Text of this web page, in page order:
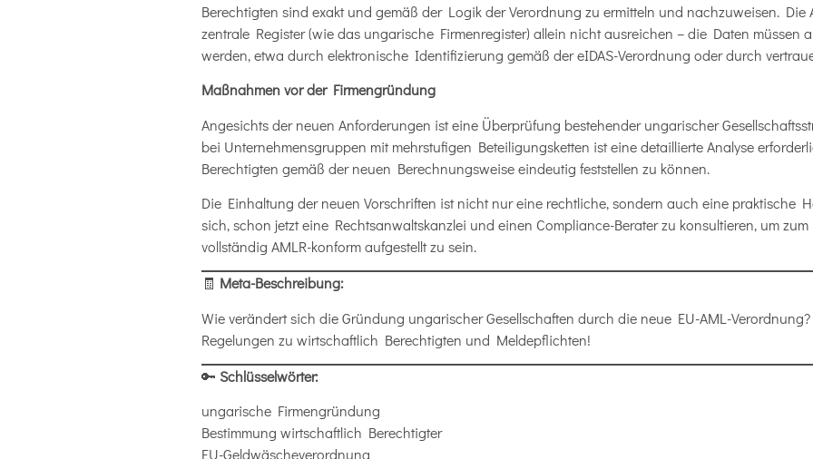
Berechtigten sind exakt und gemäß der Logik der Verordnung zu ermitteln und nachzuweisen. Die
zentrale Register (wie das ungarische Firmenregister) allein nicht ausreichen – die Daten müssen
werden, etwa durch elektronische Identifizierung gemäß der eIDAS-Verordnung oder durch
Maßnahmen vor der Firmengründung
Angesichts der neuen Anforderungen ist eine Überprüfung bestehender ungarischer
bei Unternehmensgruppen mit mehrstufigen Beteiligungsketten ist eine detaillierte Analyse
Berechtigten gemäß der neuen Berechnungsweise eindeutig feststellen zu können.
Die Einhaltung der neuen Vorschriften ist nicht nur eine rechtliche, sondern auch eine praktische
sich, schon jetzt eine Rechtsanwaltskanzlei und einen Compliance-Berater zu konsultieren, um
vollständig AMLR-konform aufgestellt zu sein.
🧾 Meta-Beschreibung:
Wie verändert sich die Gründung ungarischer Gesellschaften durch die neue EU-AML-
Regelungen zu wirtschaftlich Berechtigten und Meldepflichten!
🔑 Schlüsselwörter:
ungarische Firmengründung
Bestimmung wirtschaftlich Berechtigter
EU-Geldwäscheverordnung